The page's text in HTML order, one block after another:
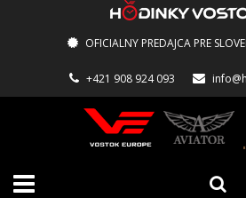
OFICIALNY PREDAJCA PRE
+421 908 924 093